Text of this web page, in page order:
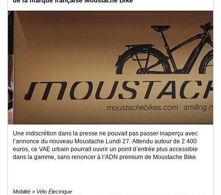
Une indiscrétion dans la presse ne pouvait pas passer inaperçu avec
l’annonce du nouveau Moustache Lundi 27. Attendu autour de 2 400
euros, ce VAE urbain pourrait ouvrir un point d’entrée plus accessible
dans la gamme, sans renoncer à l’ADN premium de Moustache Bike.
Mobilité » Vélo Électrique